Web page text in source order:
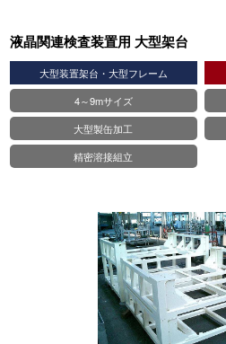
液晶関連検査装置用 大型架台
大型装置架台・大型フレーム
4～9mサイズ
大型製缶加工
精密溶接組立